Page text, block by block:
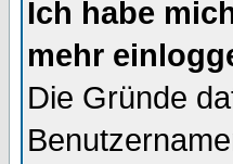
Ich habe
mehr
Die Gründe